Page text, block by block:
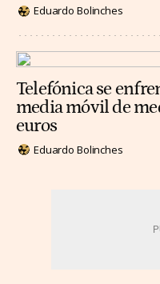
Eduardo Bolinches
Telefónica se
media móvil de
euros
Eduardo Bolinches